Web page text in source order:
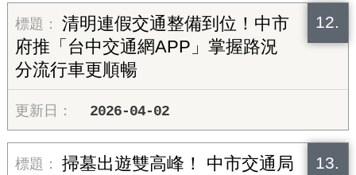
12.
清明連假交通整備到位！中市
府推「台中交通網APP」掌握路況
分流行車更順暢
2026-04-02
13.
掃墓出遊雙高峰！ 中市交通局